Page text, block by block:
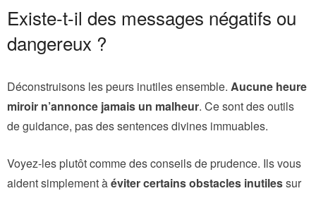
Existe-t-il des messages négatifs ou
dangereux ?
Déconstruisons les peurs inutiles ensemble. Aucune heure
miroir n’annonce jamais un malheur. Ce sont des outils
de guidance, pas des sentences divines immuables.
Voyez-les plutôt comme des conseils de prudence. Ils vous
aident simplement àéviter certains obstacles inutilessur